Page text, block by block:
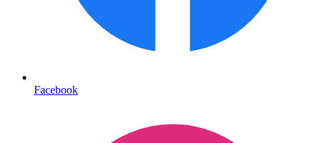
Facebook